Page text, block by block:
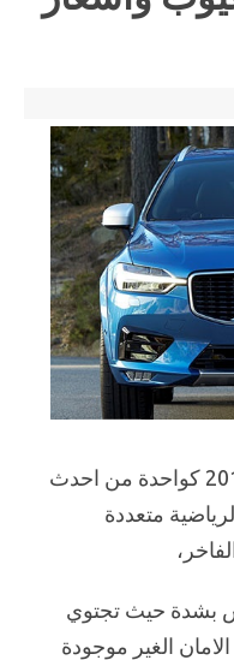
تم طرح فولفو اكس سي 60 2019 كواحدة من احدث
متعددة
بشدة حيث تجتوي
الغير موجودة